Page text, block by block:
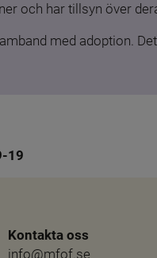
och har tillsyn över
med adoption.
19
Kontakta oss
info@mfof.se